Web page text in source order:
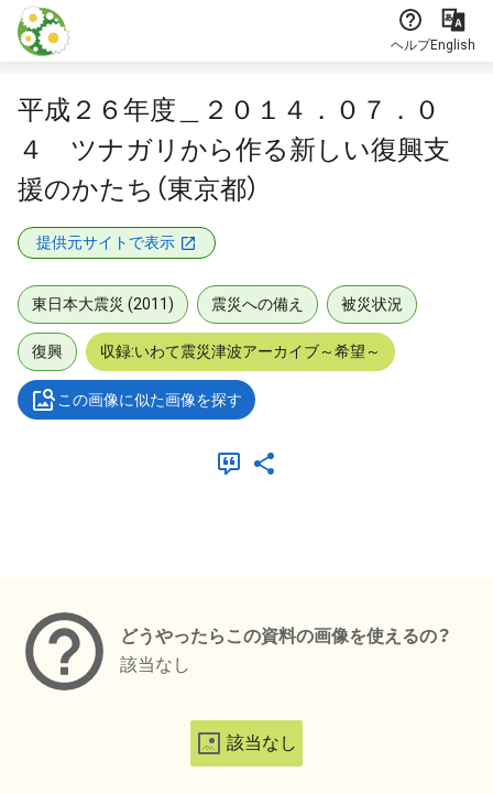
本文に飛ぶ
ヘルプEnglish
平成２６年度＿２０１４．０７．０
４ ツナガリから作る新しい復興支
援のかたち（東京都）
提供元サイトで表示
東日本大震災 (2011) 震災への備え 被災状況
復興 収録:いわて震災津波アーカイブ～希望～
この画像に似た画像を探す
どうやったらこの資料の画像を使えるの？
該当なし
該当なし